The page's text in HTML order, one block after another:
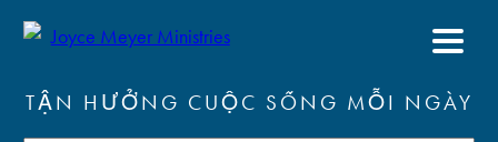
TẬN HƯỞNG CUỘC SỐNG MỖI NGÀY